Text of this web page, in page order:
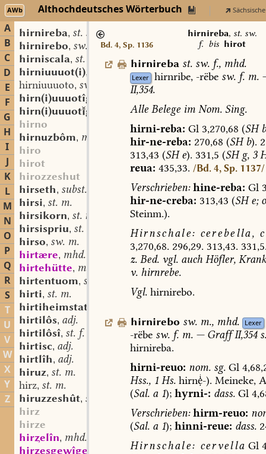
AWb Althochdeutsches Wörterbuch
A
B
C
D
E
F
G
H
I
J
K
L
M
N
O
P
Q
R
S
T
U
V
W
X
Y
Z
hirnireba, st. sw. f.
hirnirebo, sw. m.
hirniscala, st. sw. f.
hirniuuuot(i),
adj.
hirniuuuoto, sw. m.?
hirn(i)uuuotîg
hirn(i)uuuotgî
hirno
hirnuzbôm, mfrk. st. m.
hiro
hirot
hirozzeshut
hirseth, subst.
hirsi, st. m.
hirsikorn, st. n.
hirsispriu, st. n.
hirso, sw. m.
hirtære, mhd. st. m.
hirtehütte, mhd. st. sw. f.
hirtentuom, st. m. n.
hirti, st. m.
hirtiheimstat
hirtilôs, adj.
hirtilôsî, st. f.
hirtisc, adj.
hirtlîh, adj.
hiruz, st. m.
hirz, st. m.
hiruzzeshût, st. f.
hirz
hirze
hirelîn, mhd. st. n.
hiresgewîge
mhd. st. n.
Bd. 4, Sp. 1136
hirnireba, st. sw.
f. bis hirot
hirnireba st. sw. f., mhd.
Lexer hirnribe,-rëbe sw.f.m.
II,354.
AlleBelegeimNom.Sing.
hirni-reba: Gl3,270,68 (SHb
hir-ne-reba: 270,68 (SHb).
313,43 (SHe). 331,5 (SHg,3
reua: 435,33. /Bd. 4, Sp. 1137/
Verschrieben: hine-reba: Gl
hir-ne-creba: 313,43 (SHe;
Steinm.).
Hirnschale: cerebella,
3,270,68. 296,29. 313,43.
z.Bed.vgl.auch Höfler,
v.hirnrebe.
Vgl.hirnirebo.
hirnirebo sw. m., mhd. Lexer
-rëbe sw.f.m.—Graff II,354s.
hirnireba.
hirni-reuo: nom.sg.Gl
Hss.,1Hs. hirn-). Meineke,
(Sal.a1); hyrni-: dass. Gl
Verschrieben: hirm-reuo:
(Sal.a1); hinni-reue: dass.
Hirnschale: cervella Gl